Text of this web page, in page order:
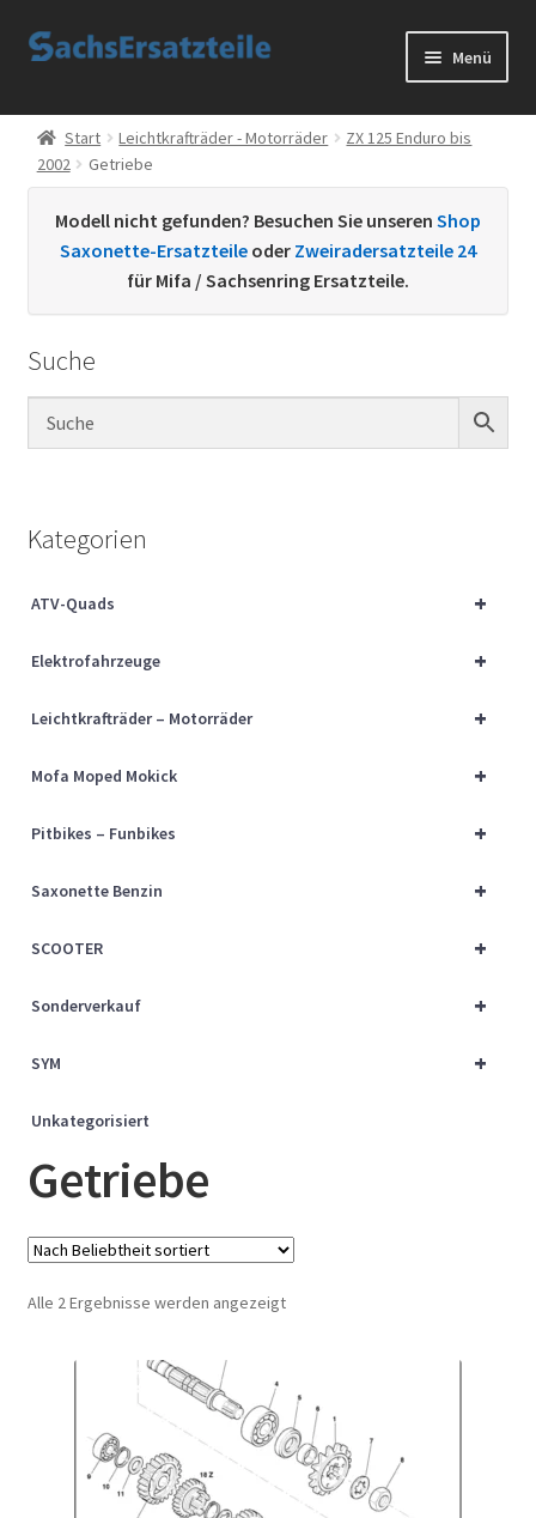
Zur
Zum
Menü
Start
AGB
Datenschutzerklärung
Kontakt
Sachs Ersatzteile
Über uns
Start Leichtkrafträder - Motorräder
ZX 125 Enduro bis
2002
Getriebe
Modell nicht gefunden? Besuchen Sie unseren Shop
Saxonette-Ersatzteile oder Zweiradersatzteile 24
für Mifa / Sachsenring Ersatzteile.
Suche
Kategorien
+
ATV-Quads
+
Elektrofahrzeuge
+
Leichtkrafträder – Motorräder
+
Mofa Moped Mokick
+
Pitbikes – Funbikes
+
Saxonette Benzin
+
SCOOTER
+
Sonderverkauf
+
SYM
Unkategorisiert
Getriebe
Alle 2 Ergebnisse werden angezeigtNach